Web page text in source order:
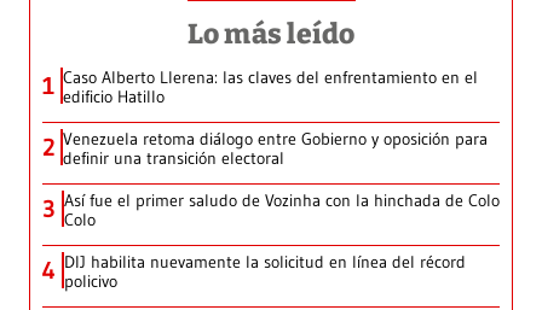
Lo más leído
1 Caso Alberto Llerena: las claves del enfrentamiento en el
edificio Hatillo
2 Venezuela retoma diálogo entre Gobierno y oposición para
definir una transición electoral
3 Así fue el primer saludo de Vozinha con la hinchada de Colo
Colo
4 DIJ habilita nuevamente la solicitud en línea del récord
policivo